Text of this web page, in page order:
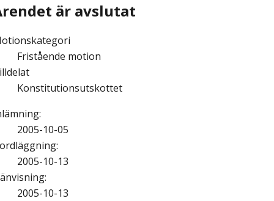
är avslutat
Fristående motion
Konstitutionsutskottet
:
2005-10-05
:
2005-10-13
:
2005-10-13